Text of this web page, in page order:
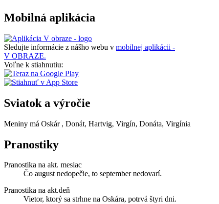
Mobilná aplikácia
Sledujte informácie z nášho webu v mobilnej aplikácii -
V OBRAZE.
Voľne k stiahnutiu:
Sviatok a výročie
Meniny má Oskár , Donát, Hartvig, Virgín, Donáta, Virgínia
Pranostiky
Pranostika na akt. mesiac
Čo august nedopečie, to september nedovarí.
Pranostika na akt.deň
Vietor, ktorý sa strhne na Oskára, potrvá štyri dni.